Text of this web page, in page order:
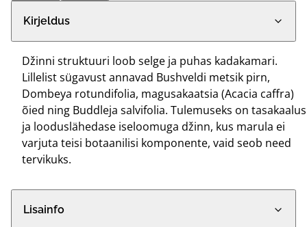
MARULA
GIN
70CL
KOGUS
Kirjeldus
Džinni struktuuri loob selge ja puhas kadakamari.
Lillelist sügavust annavad Bushveldi metsik pirn,
Dombeya rotundifolia, magusakaatsia (Acacia caffra)
õied ning Buddleja salvifolia. Tulemuseks on tasakaalus
ja looduslähedase iseloomuga džinn, kus marula ei
varjuta teisi botaanilisi komponente, vaid seob need
tervikuks.
Lisainfo